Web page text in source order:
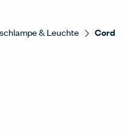
& Leuchte Cord